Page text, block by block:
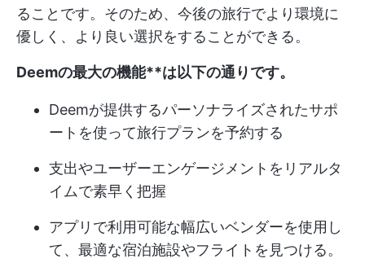
ることです。そのため、今後の旅行でより環境に
優しく、より良い選択をすることができる。
Deemの最大の機能**は以下の通りです。
Deemが提供するパーソナライズされたサポ
ートを使って旅行プランを予約する
支出やユーザーエンゲージメントをリアルタ
イムで素早く把握
アプリで利用可能な幅広いベンダーを使用し
て、最適な宿泊施設やフライトを見つける。